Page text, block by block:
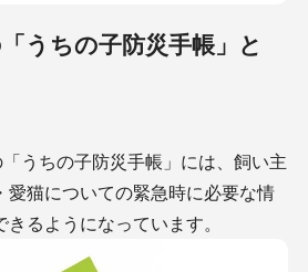
うちの子防災手帳」と
うちの子防災手帳」には、飼い主
愛猫についての緊急時に必要な情
るようになっています。